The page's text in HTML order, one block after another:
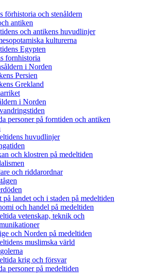
förhistoria och stenåldern
antiken
och antikens huvudlinjer
kulturerna
Egypten
fornhistoria
i Norden
Persien
Grekland
i Norden
personer på forntiden och antiken
huvudlinjer
och klostren på medeltiden
och riddarordnar
på landet och i staden på medeltiden
och handel på medeltiden
vetenskap, teknik och
och Norden på medeltiden
muslimska värld
krig och försvar
personer på medeltiden